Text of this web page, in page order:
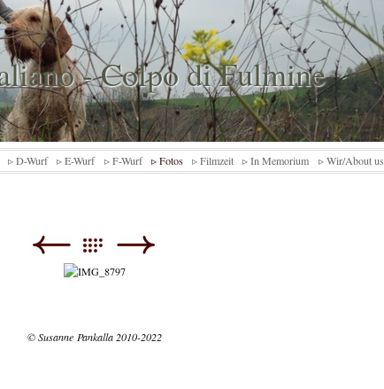
- Colpo di Fulmine
▹ D-Wurf ▹ E-Wurf ▹ F-Wurf ▹ Fotos ▹ Filmzeit ▹ In Memorium ▹ Wir/About us
© Susanne Pankalla 2010-2022